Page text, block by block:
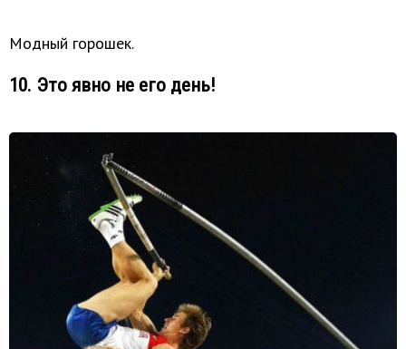
Модный горошек.
10. Это явно не его день!